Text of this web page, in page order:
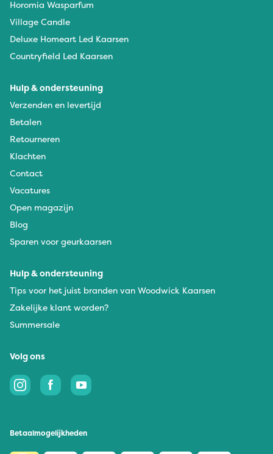
Horomia Wasparfum
Village Candle
Deluxe Homeart Led Kaarsen
Countryfield Led Kaarsen
Hulp & ondersteuning
Verzenden en levertijd
Betalen
Retourneren
Klachten
Contact
Vacatures
Open magazijn
Blog
Sparen voor geurkaarsen
Hulp & ondersteuning
Tips voor het juist branden van Woodwick Kaarsen
Zakelijke klant worden?
Summersale
Volg ons
Betaalmogelijkheden